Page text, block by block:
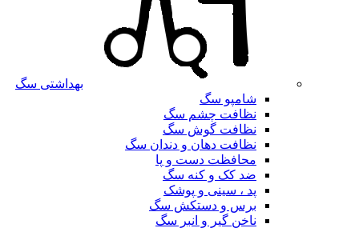
بهداشتی سگ
شامپو سگ
نظافت چشم سگ
نظافت گوش سگ
نظافت دهان و دندان سگ
محافظت دست و پا
ضد کک و کنه سگ
پد ، سینی و پوشک
برس و دستکش سگ
ناخن گیر و انبر سگ